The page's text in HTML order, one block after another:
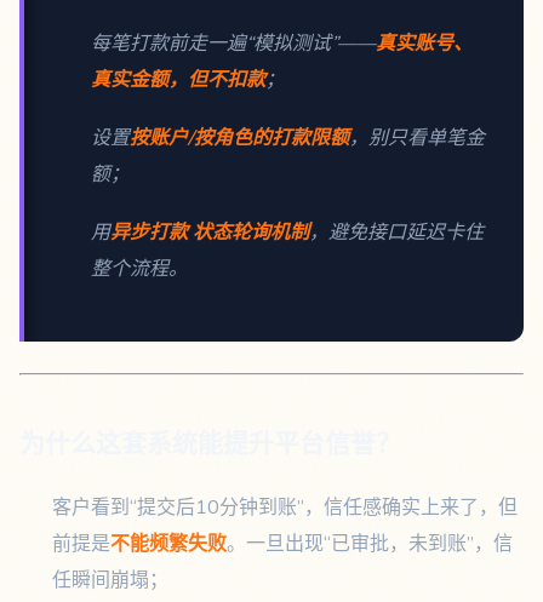
每笔打款前走一遍“模拟测试”——真实账号、
真实金额，但不扣款；
设置按账户/按角色的打款限额，别只看单笔金
额；
用异步打款 状态轮询机制，避免接口延迟卡住
整个流程。
客户看到“提交后10分钟到账”，信任感确实上来了，但
前提是不能频繁失败。一旦出现“已审批，未到账”，信
任瞬间崩塌；